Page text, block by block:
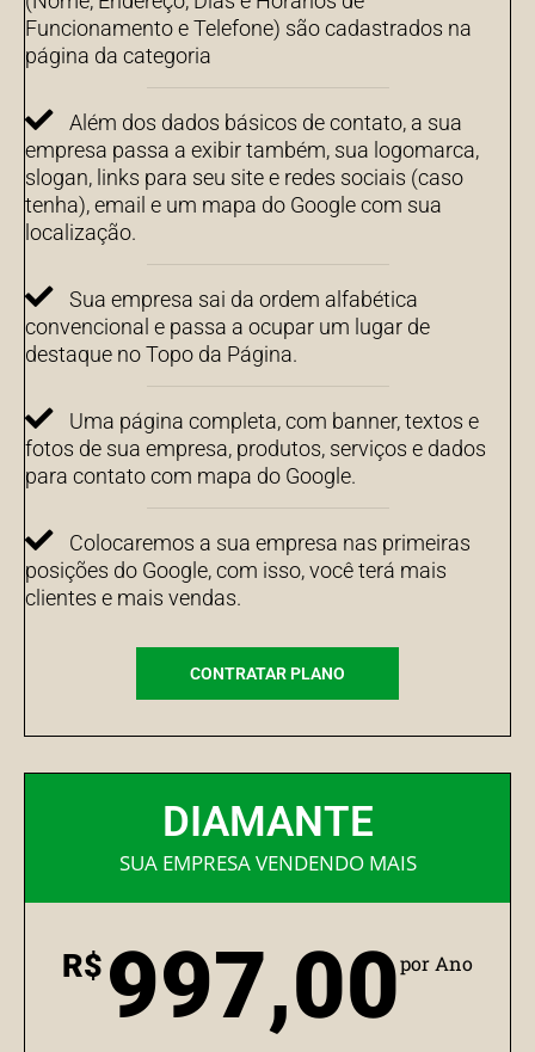
Funcionamento e Telefone) são cadastrados na
página da categoria
Além dos dados básicos de contato, a sua
empresa passa a exibir também, sua logomarca,
slogan, links para seu site e redes sociais (caso
tenha), email e um mapa do Google com sua
localização.
Sua empresa sai da ordem alfabética
convencional e passa a ocupar um lugar de
destaque no Topo da Página.
Uma página completa, com banner, textos e
fotos de sua empresa, produtos, serviços e dados
para contato com mapa do Google.
Colocaremos a sua empresa nas primeiras
posições do Google, com isso, você terá mais
clientes e mais vendas.
CONTRATAR PLANO
DIAMANTE
SUA EMPRESA VENDENDO MAIS
R$ 997,00por Ano